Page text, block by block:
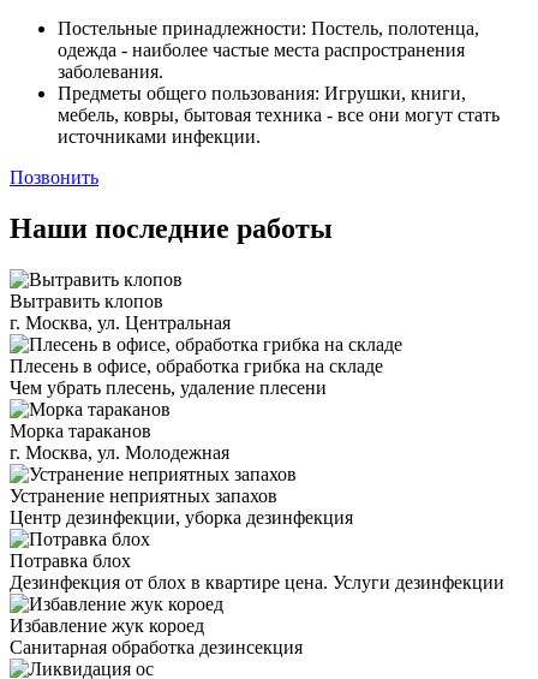
Постельные принадлежности: Постель, полотенца,
одежда - наиболее частые места распространения
заболевания.
Предметы общего пользования: Игрушки, книги,
мебель, ковры, бытовая техника - все они могут стать
источниками инфекции.
Позвонить
Наши последние работы
Вытравить клопов
г. Москва, ул. Центральная
Плесень в офисе, обработка грибка на складе
Чем убрать плесень, удаление плесени
Морка тараканов
г. Москва, ул. Молодежная
Устранение неприятных запахов
Центр дезинфекции, уборка дезинфекция
Потравка блох
Дезинфекция от блох в квартире цена. Услуги дезинфекции
Избавление жук короед
Санитарная обработка дезинсекция